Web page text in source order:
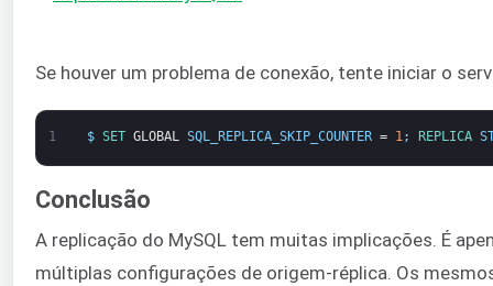
Se houver um problema de conexão, tente iniciar o
1 $ SET GLOBAL SQL_REPLICA_SKIP_COUNTER = 1; REPLICA
Conclusão
A replicação do MySQL tem muitas implicações. É
múltiplas configurações de origem-réplica. Os